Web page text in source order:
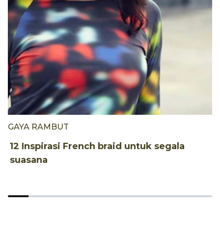
GAYA RAMBUT
12 Inspirasi French braid untuk segala
suasana